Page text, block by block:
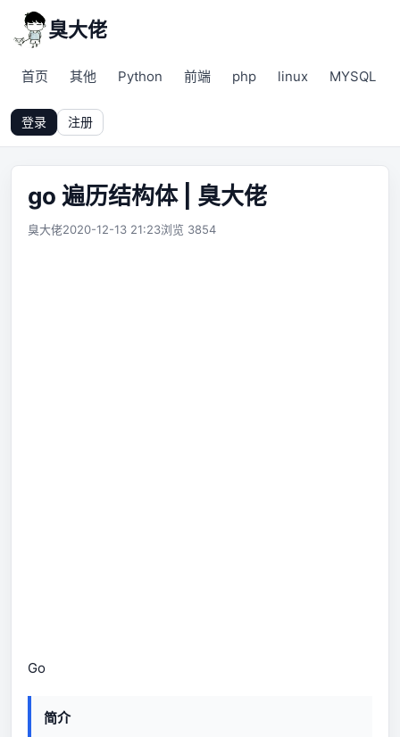
臭大佬
首页 其他 Python 前端 php linux MYSQL
登录 注册
go 遍历结构体 | 臭大佬
臭大佬2020-12-13 21:23浏览 3854
Go
简介